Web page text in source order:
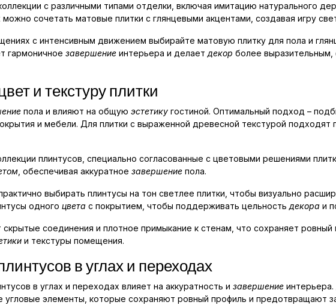
с различными типами отделки, включая имитацию натурального
сочетать матовые плитки с глянцевыми акцентами, создавая игру
с интенсивным движением выбирайте матовую плитку для пола и
гармоничное завершение интерьера и делает декор более выразительным,
и текстуру плитки
пола и влияют на общую эстетику гостиной. Оптимальный подход –
и мебели. Для плитки с выраженной древесной текстурой подходят
плинтусов, специально согласованные с цветовыми решениями
, обеспечивая аккуратное завершение пола.
выбирать плинтусы на тон светлее плитки, чтобы визуально
одного цвета с покрытием, чтобы поддерживать цельность декора и
соединения и плотное примыкание к стенам, что сохраняет ровный
и текстуры помещения.
в углах и переходах
в углах и переходах влияет на аккуратность и завершение
угловые элементы, которые сохраняют ровный профиль и предотвращают